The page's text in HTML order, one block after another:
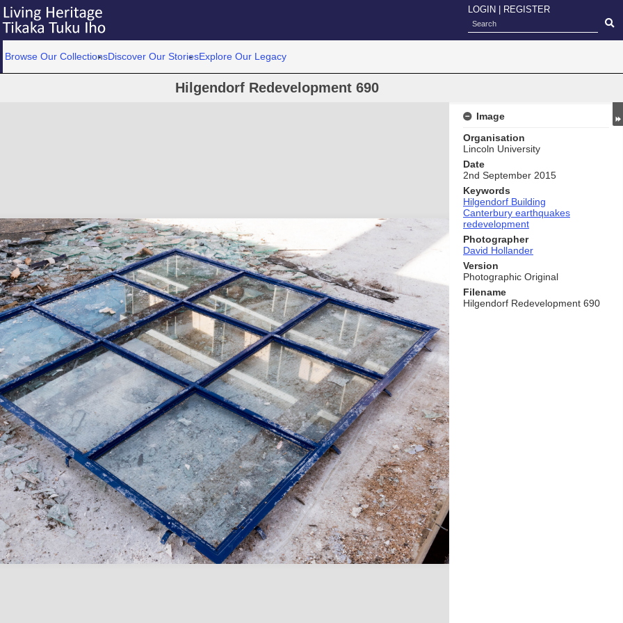
LOGIN REGISTER
Browse Our CollectionsDiscover Our StoriesExplore Our Legacy
Hilgendorf Redevelopment 690
Image
Organisation
Lincoln University
Date
2nd September 2015
Keywords
Hilgendorf Building
Canterbury earthquakes
redevelopment
Photographer
David Hollander
Version
Photographic Original
Filename
Hilgendorf Redevelopment 690